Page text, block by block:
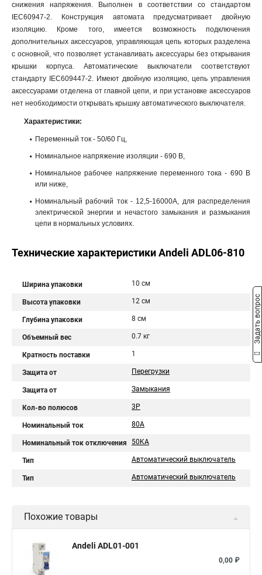
снижения напряжения. Выполнен в соответствии со стандартом
IEC60947-2. Конструкция автомата предусматривает двойную
изоляцию. Кроме того, имеется возможность подключения
дополнительных аксессуаров, управляющая цепь которых разделена
с основной, что позволяет устанавливать аксессуары без открывания
крышки корпуса. Автоматические выключатели соответствуют
стандарту IEC609447-2. Имеют двойную изоляцию, цепь управления
аксессуарами отделена от главной цепи, и при установке аксессуаров
нет необходимости открывать крышку автоматического выключателя.
Характеристики:
Переменный ток - 50/60 Гц,
Номинальное напряжение изоляции - 690 В,
Номинальное рабочее напряжение переменного тока - 690 В
или ниже,
Номинальный рабочий ток - 12,5-16000А, для распределения
электрической энергии и нечастого замыкания и размыкания
цепи в нормальных условиях.
Технические характеристики Andeli ADL06-810
Ширина упаковки 10 см
Высота упаковки 12 см
Глубина упаковки 8 см
Объемный вес 0.7 кг
Кратность поставки 1
Защита от Перегрузки
Защита от Замыкания
Кол-во полюсов 3P
Номинальный ток 80A
Номинальный ток отключения 50KA
Тип Автоматический выключатель
Тип Автоматический выключатель
Похожие товары
Andeli ADL01-001
0,00 ₽
Задать вопрос